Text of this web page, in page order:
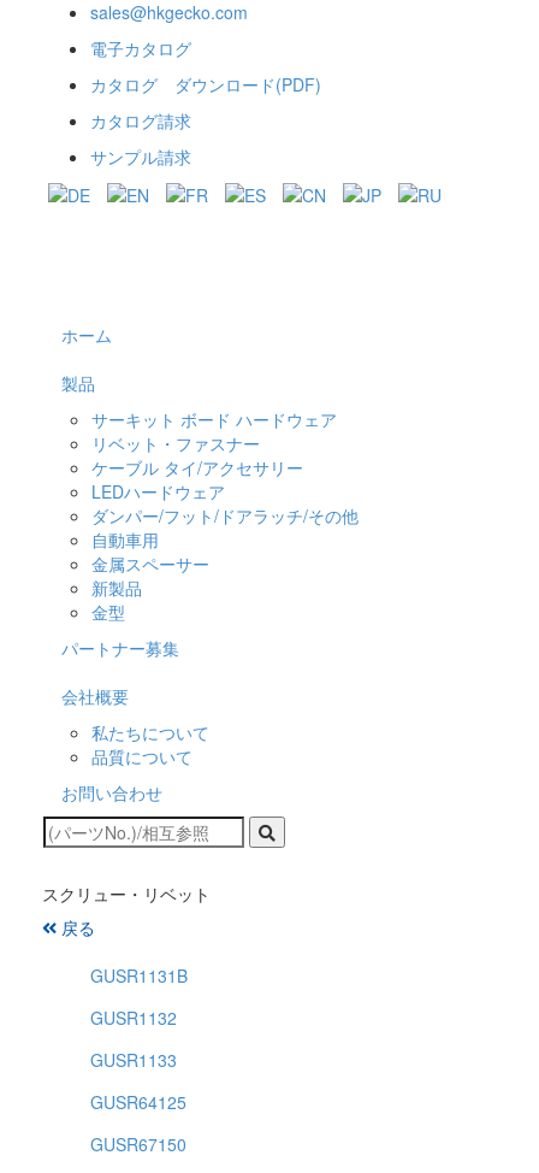
sales@hkgecko.com
電子カタログ
カタログ ダウンロード(PDF)
カタログ請求
サンプル請求
ホーム
製品
サーキット ボード ハードウェア
リベット・ファスナー
ケーブル タイ/アクセサリー
LEDハードウェア
ダンパー/フット/ドアラッチ/その他
自動車用
金属スペーサー
新製品
金型
パートナー募集
会社概要
私たちについて
品質について
お問い合わせ
スクリュー・リベット
戻る
GUSR1131B
GUSR1132
GUSR1133
GUSR64125
GUSR67150